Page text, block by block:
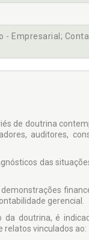
Empresarial;
de doutrina
auditores,
das
gerencial.
doutrina, é
relatos vinculados ao: